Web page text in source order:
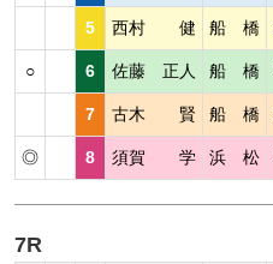
5 西村 健 船 橋
○ 6 佐藤 正人 船 橋
7 古木 賢 船 橋
◎ 8 須賀 学 浜 松
7R